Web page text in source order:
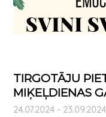
TIRGOTĀJU
MIĶEĻDIENAS
24.07.2024 - 23.09.2024